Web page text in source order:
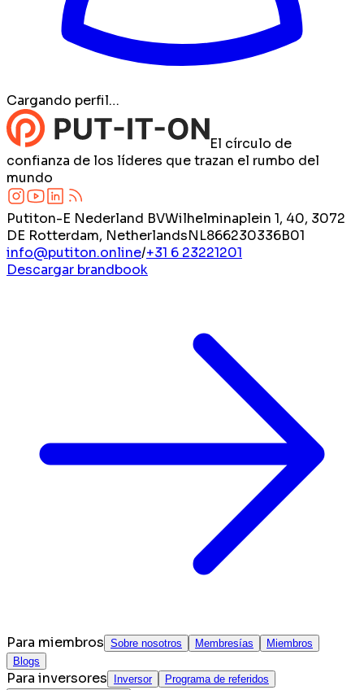
Cargando perfil…
El círculo de
confianza de los líderes que trazan el rumbo del
mundo
Putiton-E Nederland BVWilhelminaplein 1, 40, 3072
DE Rotterdam, NetherlandsNL866230336B01
info@putiton.online/+31 6 23221201
Descargar brandbook
Para miembros Sobre nosotros Membresías
Miembros
Blogs
Para inversores Inversor
Programa de referidos